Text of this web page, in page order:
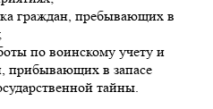
граждан, пребывающих в
по воинскому учету и
прибывающих в запасе
тайны.